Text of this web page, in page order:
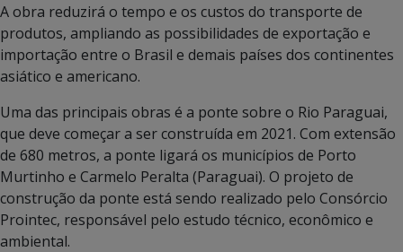
A obra reduzirá o tempo e os custos do transporte de
produtos, ampliando as possibilidades de exportação e
importação entre o Brasil e demais países dos continentes
asiático e americano.
Uma das principais obras é a ponte sobre o Rio Paraguai,
que deve começar a ser construída em 2021. Com extensão
de 680 metros, a ponte ligará os municípios de Porto
Murtinho e Carmelo Peralta (Paraguai). O projeto de
construção da ponte está sendo realizado pelo Consórcio
Prointec, responsável pelo estudo técnico, econômico e
ambiental.